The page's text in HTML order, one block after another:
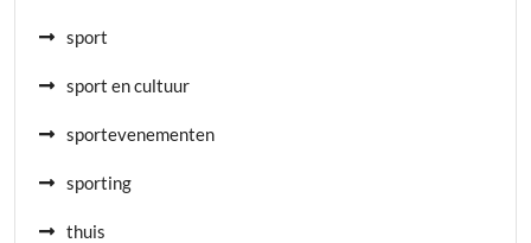
sport
sport en cultuur
sportevenementen
sporting
thuis